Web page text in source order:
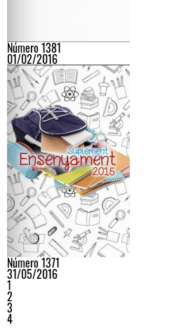
Número 1381
01/02/2016
Número 1371
31/05/2016
1
2
3
4